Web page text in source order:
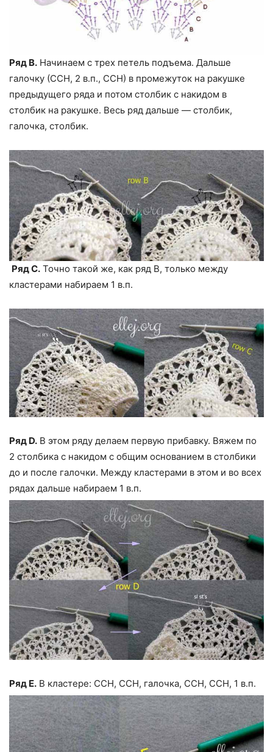
Ряд В. Начинаем с трех петель подъема. Дальше
галочку (ССН, 2 в.п., ССН) в промежуток на ракушке
предыдущего ряда и потом столбик с накидом в
столбик на ракушке. Весь ряд дальше — столбик,
галочка, столбик.
Ряд С. Точно такой же, как ряд В, только между
кластерами набираем 1 в.п.
Ряд D. В этом ряду делаем первую прибавку. Вяжем по
2 столбика с накидом с общим основанием в столбики
до и после галочки. Между кластерами в этом и во всех
рядах дальше набираем 1 в.п.
Ряд Е. В кластере: ССН, ССН, галочка, ССН, ССН, 1 в.п.